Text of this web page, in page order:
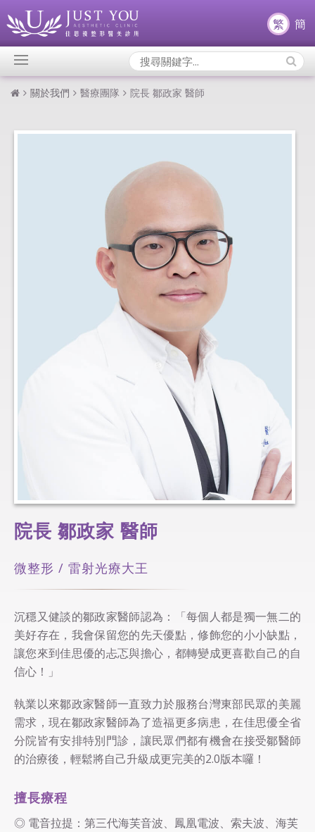
繁 簡
Search
Icons:
關於我們 醫療團隊 院長 鄒政家 醫師
院長 鄒政家 醫師
微整形 / 雷射光療大王
沉穩又健談的鄒政家醫師認為：「每個人都是獨一無二的
美好存在，我會保留您的先天優點，修飾您的小小缺點，
讓您來到佳思優的忐忑與擔心，都轉變成更喜歡自己的自
信心！」
執業以來鄒政家醫師一直致力於服務台灣東部民眾的美麗
需求，現在鄒政家醫師為了造福更多病患，在佳思優全省
分院皆有安排特別門診，讓民眾們都有機會在接受鄒醫師
的治療後，輕鬆將自己升級成更完美的2.0版本囉！
擅長療程
◎ 電音拉提：第三代海芙音波、鳳凰電波、索夫波、海芙